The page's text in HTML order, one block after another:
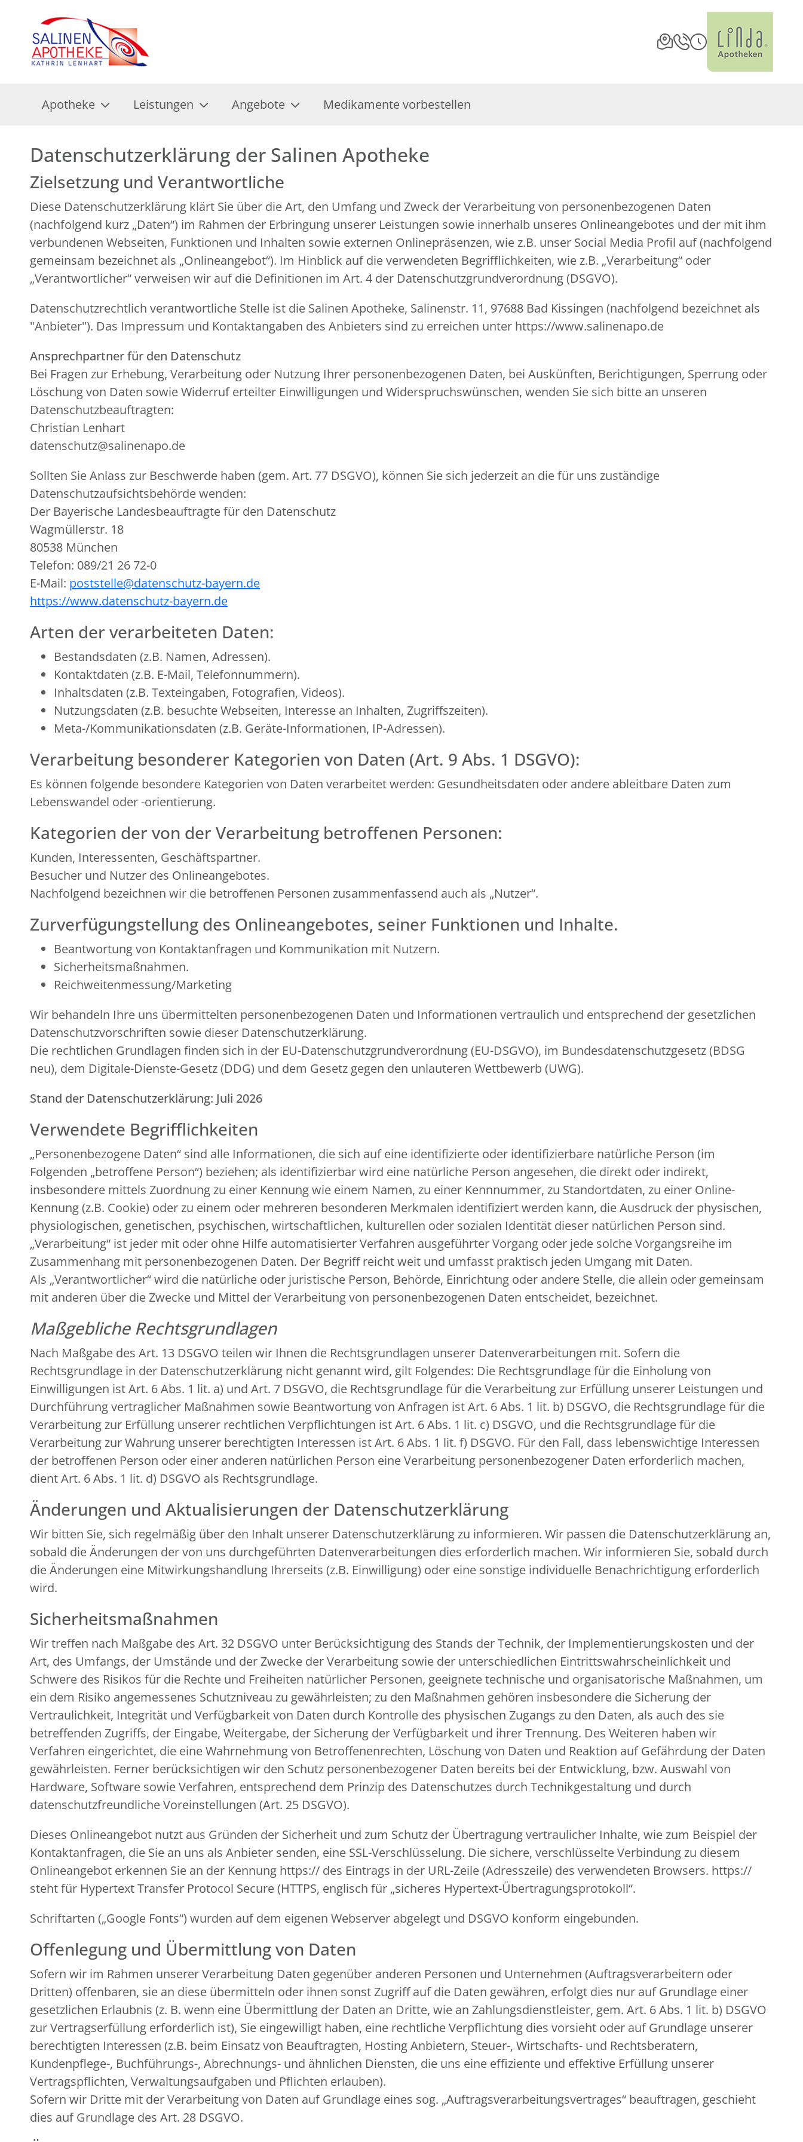
Apotheke Leistungen Angebote Medikamente vorbestellen
Datenschutzerklärung der Salinen Apotheke
Zielsetzung und Verantwortliche
Diese Datenschutzerklärung klärt Sie über die Art, den Umfang und Zweck der Verarbeitung von personenbezogenen Daten
(nachfolgend kurz „Daten“) im Rahmen der Erbringung unserer Leistungen sowie innerhalb unseres Onlineangebotes und der mit ihm
verbundenen Webseiten, Funktionen und Inhalten sowie externen Onlinepräsenzen, wie z.B. unser Social Media Profil auf (nachfolgend
gemeinsam bezeichnet als „Onlineangebot“). Im Hinblick auf die verwendeten Begrifflichkeiten, wie z.B. „Verarbeitung“ oder
„Verantwortlicher“ verweisen wir auf die Definitionen im Art. 4 der Datenschutzgrundverordnung (DSGVO).
Datenschutzrechtlich verantwortliche Stelle ist die Salinen Apotheke, Salinenstr. 11, 97688 Bad Kissingen (nachfolgend bezeichnet als
"Anbieter"). Das Impressum und Kontaktangaben des Anbieters sind zu erreichen unter https://www.salinenapo.de
Ansprechpartner für den Datenschutz
Bei Fragen zur Erhebung, Verarbeitung oder Nutzung Ihrer personenbezogenen Daten, bei Auskünften, Berichtigungen, Sperrung oder
Löschung von Daten sowie Widerruf erteilter Einwilligungen und Widerspruchswünschen, wenden Sie sich bitte an unseren
Datenschutzbeauftragten:
Christian Lenhart
datenschutz@salinenapo.de
Sollten Sie Anlass zur Beschwerde haben (gem. Art. 77 DSGVO), können Sie sich jederzeit an die für uns zuständige
Datenschutzaufsichtsbehörde wenden:
Der Bayerische Landesbeauftragte für den Datenschutz
Wagmüllerstr. 18
80538 München
Telefon: 089/21 26 72-0
E-Mail: poststelle@datenschutz-bayern.de
https://www.datenschutz-bayern.de
Arten der verarbeiteten Daten:
Bestandsdaten (z.B. Namen, Adressen).
Kontaktdaten (z.B. E-Mail, Telefonnummern).
Inhaltsdaten (z.B. Texteingaben, Fotografien, Videos).
Nutzungsdaten (z.B. besuchte Webseiten, Interesse an Inhalten, Zugriffszeiten).
Meta-/Kommunikationsdaten (z.B. Geräte-Informationen, IP-Adressen).
Verarbeitung besonderer Kategorien von Daten (Art. 9 Abs. 1 DSGVO):
Es können folgende besondere Kategorien von Daten verarbeitet werden: Gesundheitsdaten oder andere ableitbare Daten zum
Lebenswandel oder -orientierung.
Kategorien der von der Verarbeitung betroffenen Personen:
Kunden, Interessenten, Geschäftspartner.
Besucher und Nutzer des Onlineangebotes.
Nachfolgend bezeichnen wir die betroffenen Personen zusammenfassend auch als „Nutzer“.
Zurverfügungstellung des Onlineangebotes, seiner Funktionen und Inhalte.
Beantwortung von Kontaktanfragen und Kommunikation mit Nutzern.
Sicherheitsmaßnahmen.
Reichweitenmessung/Marketing
Wir behandeln Ihre uns übermittelten personenbezogenen Daten und Informationen vertraulich und entsprechend der gesetzlichen
Datenschutzvorschriften sowie dieser Datenschutzerklärung.
Die rechtlichen Grundlagen finden sich in der EU-Datenschutzgrundverordnung (EU-DSGVO), im Bundesdatenschutzgesetz (BDSG
neu), dem Digitale-Dienste-Gesetz (DDG) und dem Gesetz gegen den unlauteren Wettbewerb (UWG).
Stand der Datenschutzerklärung: Juli 2026
Verwendete Begrifflichkeiten
„Personenbezogene Daten“ sind alle Informationen, die sich auf eine identifizierte oder identifizierbare natürliche Person (im
Folgenden „betroffene Person“) beziehen; als identifizierbar wird eine natürliche Person angesehen, die direkt oder indirekt,
insbesondere mittels Zuordnung zu einer Kennung wie einem Namen, zu einer Kennnummer, zu Standortdaten, zu einer Online-
Kennung (z.B. Cookie) oder zu einem oder mehreren besonderen Merkmalen identifiziert werden kann, die Ausdruck der physischen,
physiologischen, genetischen, psychischen, wirtschaftlichen, kulturellen oder sozialen Identität dieser natürlichen Person sind.
„Verarbeitung“ ist jeder mit oder ohne Hilfe automatisierter Verfahren ausgeführter Vorgang oder jede solche Vorgangsreihe im
Zusammenhang mit personenbezogenen Daten. Der Begriff reicht weit und umfasst praktisch jeden Umgang mit Daten.
Als „Verantwortlicher“ wird die natürliche oder juristische Person, Behörde, Einrichtung oder andere Stelle, die allein oder gemeinsam
mit anderen über die Zwecke und Mittel der Verarbeitung von personenbezogenen Daten entscheidet, bezeichnet.
Maßgebliche Rechtsgrundlagen
Nach Maßgabe des Art. 13 DSGVO teilen wir Ihnen die Rechtsgrundlagen unserer Datenverarbeitungen mit. Sofern die
Rechtsgrundlage in der Datenschutzerklärung nicht genannt wird, gilt Folgendes: Die Rechtsgrundlage für die Einholung von
Einwilligungen ist Art. 6 Abs. 1 lit. a) und Art. 7 DSGVO, die Rechtsgrundlage für die Verarbeitung zur Erfüllung unserer Leistungen und
Durchführung vertraglicher Maßnahmen sowie Beantwortung von Anfragen ist Art. 6 Abs. 1 lit. b) DSGVO, die Rechtsgrundlage für die
Verarbeitung zur Erfüllung unserer rechtlichen Verpflichtungen ist Art. 6 Abs. 1 lit. c) DSGVO, und die Rechtsgrundlage für die
Verarbeitung zur Wahrung unserer berechtigten Interessen ist Art. 6 Abs. 1 lit. f) DSGVO. Für den Fall, dass lebenswichtige Interessen
der betroffenen Person oder einer anderen natürlichen Person eine Verarbeitung personenbezogener Daten erforderlich machen,
dient Art. 6 Abs. 1 lit. d) DSGVO als Rechtsgrundlage.
Änderungen und Aktualisierungen der Datenschutzerklärung
Wir bitten Sie, sich regelmäßig über den Inhalt unserer Datenschutzerklärung zu informieren. Wir passen die Datenschutzerklärung an,
sobald die Änderungen der von uns durchgeführten Datenverarbeitungen dies erforderlich machen. Wir informieren Sie, sobald durch
die Änderungen eine Mitwirkungshandlung Ihrerseits (z.B. Einwilligung) oder eine sonstige individuelle Benachrichtigung erforderlich
wird.
Sicherheitsmaßnahmen
Wir treffen nach Maßgabe des Art. 32 DSGVO unter Berücksichtigung des Stands der Technik, der Implementierungskosten und der
Art, des Umfangs, der Umstände und der Zwecke der Verarbeitung sowie der unterschiedlichen Eintrittswahrscheinlichkeit und
Schwere des Risikos für die Rechte und Freiheiten natürlicher Personen, geeignete technische und organisatorische Maßnahmen, um
ein dem Risiko angemessenes Schutzniveau zu gewährleisten; zu den Maßnahmen gehören insbesondere die Sicherung der
Vertraulichkeit, Integrität und Verfügbarkeit von Daten durch Kontrolle des physischen Zugangs zu den Daten, als auch des sie
betreffenden Zugriffs, der Eingabe, Weitergabe, der Sicherung der Verfügbarkeit und ihrer Trennung. Des Weiteren haben wir
Verfahren eingerichtet, die eine Wahrnehmung von Betroffenenrechten, Löschung von Daten und Reaktion auf Gefährdung der Daten
gewährleisten. Ferner berücksichtigen wir den Schutz personenbezogener Daten bereits bei der Entwicklung, bzw. Auswahl von
Hardware, Software sowie Verfahren, entsprechend dem Prinzip des Datenschutzes durch Technikgestaltung und durch
datenschutzfreundliche Voreinstellungen (Art. 25 DSGVO).
Dieses Onlineangebot nutzt aus Gründen der Sicherheit und zum Schutz der Übertragung vertraulicher Inhalte, wie zum Beispiel der
Kontaktanfragen, die Sie an uns als Anbieter senden, eine SSL-Verschlüsselung. Die sichere, verschlüsselte Verbindung zu diesem
Onlineangebot erkennen Sie an der Kennung https:// des Eintrags in der URL-Zeile (Adresszeile) des verwendeten Browsers. https://
steht für Hypertext Transfer Protocol Secure (HTTPS, englisch für „sicheres Hypertext-Übertragungsprotokoll“.
Schriftarten („Google Fonts“) wurden auf dem eigenen Webserver abgelegt und DSGVO konform eingebunden.
Offenlegung und Übermittlung von Daten
Sofern wir im Rahmen unserer Verarbeitung Daten gegenüber anderen Personen und Unternehmen (Auftragsverarbeitern oder
Dritten) offenbaren, sie an diese übermitteln oder ihnen sonst Zugriff auf die Daten gewähren, erfolgt dies nur auf Grundlage einer
gesetzlichen Erlaubnis (z. B. wenn eine Übermittlung der Daten an Dritte, wie an Zahlungsdienstleister, gem. Art. 6 Abs. 1 lit. b) DSGVO
zur Vertragserfüllung erforderlich ist), Sie eingewilligt haben, eine rechtliche Verpflichtung dies vorsieht oder auf Grundlage unserer
berechtigten Interessen (z.B. beim Einsatz von Beauftragten, Hosting Anbietern, Steuer-, Wirtschafts- und Rechtsberatern,
Kundenpflege-, Buchführungs-, Abrechnungs- und ähnlichen Diensten, die uns eine effiziente und effektive Erfüllung unserer
Vertragspflichten, Verwaltungsaufgaben und Pflichten erlauben).
Sofern wir Dritte mit der Verarbeitung von Daten auf Grundlage eines sog. „Auftragsverarbeitungsvertrages“ beauftragen, geschieht
dies auf Grundlage des Art. 28 DSGVO.